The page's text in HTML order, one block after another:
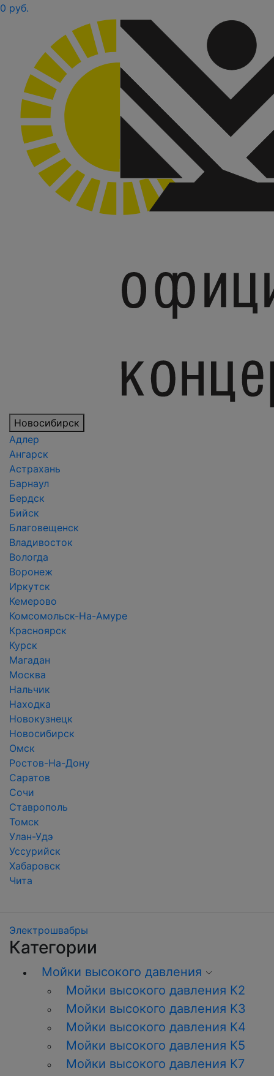
0 руб.
Новосибирск
Адлер
Ангарск
Астрахань
Барнаул
Бердск
Бийск
Благовещенск
Владивосток
Вологда
Воронеж
Иркутск
Кемерово
Комсомольск-На-Амуре
Красноярск
Курск
Магадан
Москва
Нальчик
Находка
Новокузнецк
Новосибирск
Омск
Ростов-На-Дону
Саратов
Сочи
Ставрополь
Томск
Улан-Удэ
Уссурийск
Хабаровск
Чита
Электрошвабры
Категории
Мойки высокого давления
Мойки высокого давления К2
Мойки высокого давления K3
Мойки высокого давления К4
Мойки высокого давления К5
Мойки высокого давления К7